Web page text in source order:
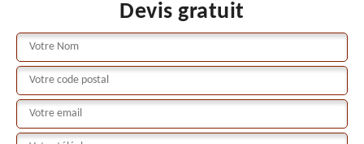
Devis gratuit